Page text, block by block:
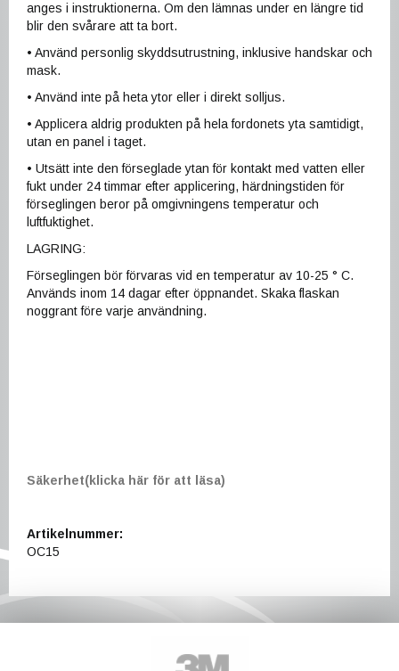
anges i instruktionerna. Om den lämnas under en längre tid
blir den svårare att ta bort.
• Använd personlig skyddsutrustning, inklusive handskar och
mask.
• Använd inte på heta ytor eller i direkt solljus.
• Applicera aldrig produkten på hela fordonets yta samtidigt,
utan en panel i taget.
• Utsätt inte den förseglade ytan för kontakt med vatten eller
fukt under 24 timmar efter applicering, härdningstiden för
förseglingen beror på omgivningens temperatur och
luftfuktighet.
LAGRING:
Förseglingen bör förvaras vid en temperatur av 10-25 ° C.
Används inom 14 dagar efter öppnandet. Skaka flaskan
noggrant före varje användning.
Säkerhet(klicka här för att läsa)
Artikelnummer:
OC15